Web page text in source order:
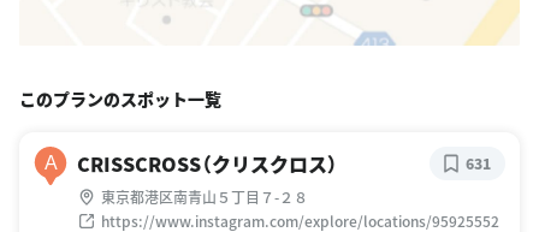
このプランのスポット一覧
A CRISSCROSS（クリスクロス）
東京都港区南青山５丁目７-２８
https://www.instagram.com/explore/locations/95925552
631